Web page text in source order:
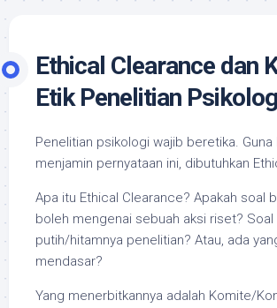
Ethical Clearance dan
Etik Penelitian
Penelitian psikologi wajib beretika. Guna
menjamin pernyataan ini, dibutuhkan
Apa itu Ethical Clearance? Apakah soal
boleh mengenai sebuah aksi riset? Soal
putih/hitamnya penelitian? Atau, ada
mendasar?
Yang menerbitkannya adalah Komite/